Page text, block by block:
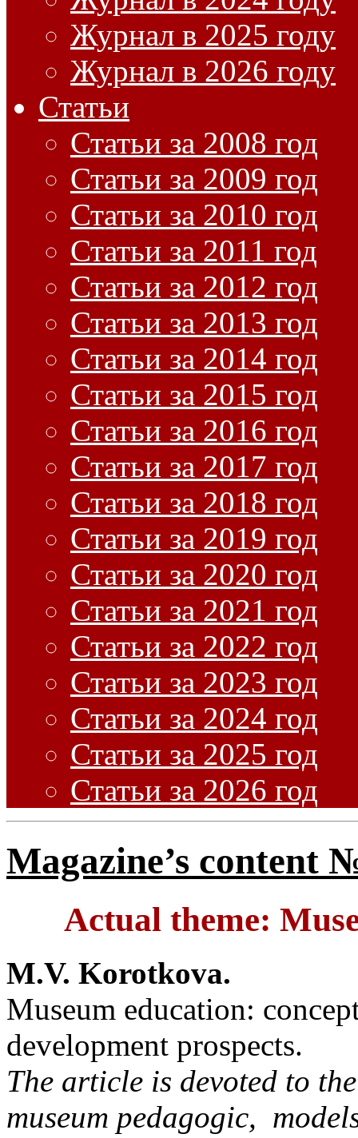
Журнал в 2025 году
Журнал в 2026 году
Статьи
Статьи за 2008 год
Статьи за 2009 год
Статьи за 2010 год
Статьи за 2011 год
Статьи за 2012 год
Статьи за 2013 год
Статьи за 2014 год
Статьи за 2015 год
Статьи за 2016 год
Статьи за 2017 год
Статьи за 2018 год
Статьи за 2019 год
Статьи за 2020 год
Статьи за 2021 год
Статьи за 2022 год
Статьи за 2023 год
Статьи за 2024 год
Статьи за 2025 год
Статьи за 2026 год
Magazine’s content
Actual theme:
M.V. Korotkova.
Museum education:
development prospects.
The article is devoted to
museum pedagogic,